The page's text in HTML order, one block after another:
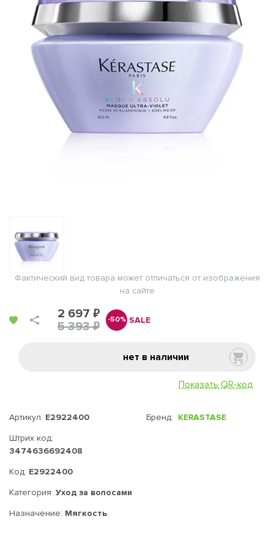
Фактический вид товара может отличаться от изображения
на сайте
2 697 ₽
5 393 ₽
-50% SALE
нет в наличии
Показать QR-код
Артикул: E2922400
Штрих код:
3474636692408
Код: E2922400
Бренд: KERASTASE
Категория: Уход за волосами
Назначение: Мягкость